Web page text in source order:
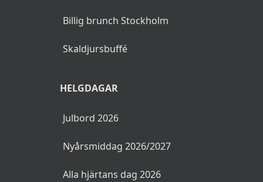
Billig brunch Stockholm
Skaldjursbuffé
HELGDAGAR
Julbord 2026
Nyårsmiddag 2026/2027
Alla hjärtans dag 2026